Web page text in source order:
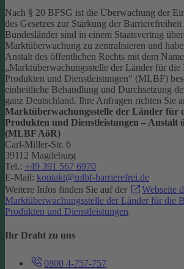
Nach § 20 BFSG ist die Überwachung der
des Gesetzes zur Stärkung der
Bundesländer sind in einem Staatsvertrag
Marktüberwachung zu zentralisieren und
Anstalt des öffentlichen Rechts mit dem
„Marktüberwachungsstelle der Länder für
Produkten und Dienstleistungen“ (MLBF)
einheitliche Behandlung und Durchsetzung
ganz Deutschland. Ihre Anfragen richten Sie
Marktüberwachungsstelle der Länder für
Produkten und Dienstleistungen – Anstalt
(MLBF AöR)
Carl-Miller-Str. 6
39112 Magdeburg
Tel.: +49 391 567 6970
E-Mail: kontakt@mlbf-barrierefrei.de
Weitere Infos finden Sie auf der
Webseite
Marktüberwachungsstelle der Länder für die
Produkten und Dienstleistungen.
Ihr Draht zu uns
0800 4-757-757